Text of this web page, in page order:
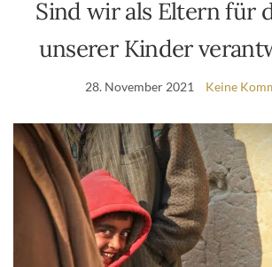
Sind wir als Eltern für
unserer Kinder
28. November 2021 Keine